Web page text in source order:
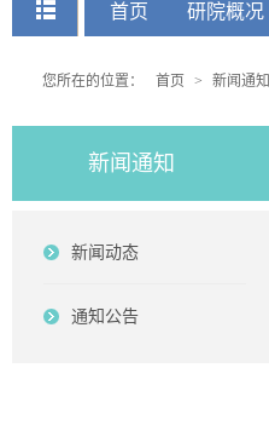
快捷菜单
首页 研院概况
您所在的位置： 首页 > 新闻通知
新闻通知
新闻动态
通知公告